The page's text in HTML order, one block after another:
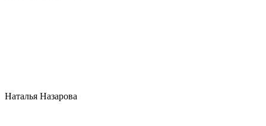
Наталья Назарова